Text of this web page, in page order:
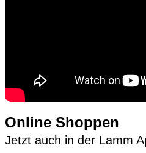
Online Shoppen
Jetzt auch in der Lamm